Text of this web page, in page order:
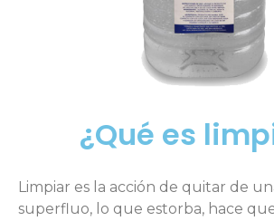
¿Qué es
Limpiar es la acción de quitar de
superfluo, lo que estorba, hace